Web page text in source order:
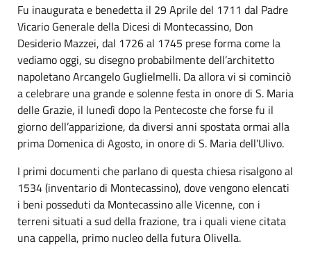
Fu inaugurata e benedetta il 29 Aprile del 1711 dal Padre
Vicario Generale della Dicesi di Montecassino, Don
Desiderio Mazzei, dal 1726 al 1745 prese forma come la
vediamo oggi, su disegno probabilmente dell’architetto
napoletano Arcangelo Guglielmelli. Da allora vi si cominciò
a celebrare una grande e solenne festa in onore di S. Maria
delle Grazie, il lunedì dopo la Pentecoste che forse fu il
giorno dell’apparizione, da diversi anni spostata ormai alla
prima Domenica di Agosto, in onore di S. Maria dell’Ulivo.
I primi documenti che parlano di questa chiesa risalgono al
1534 (inventario di Montecassino), dove vengono elencati
i beni posseduti da Montecassino alle Vicenne, con i
terreni situati a sud della frazione, tra i quali viene citata
una cappella, primo nucleo della futura Olivella.